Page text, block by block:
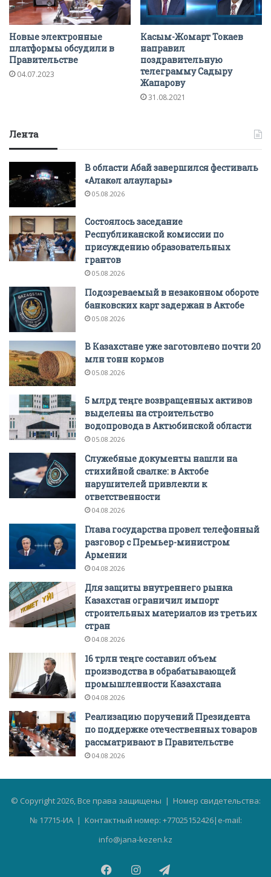
Новые электронные
платформы обсудили в
Правительстве
04.07.2023
Касым-Жомарт Токаев
направил
поздравительную
телеграмму Садыру
Жапарову
31.08.2021
Лента
В области Абай завершился фестиваль
«Алакөл алаулары»
05.08.2026
Состоялось заседание
Республиканской комиссии по
присуждению образовательных
грантов
05.08.2026
Подозреваемый в незаконном обороте
банковских карт задержан в Актобе
05.08.2026
В Казахстане уже заготовлено почти 20
млн тонн кормов
05.08.2026
5 млрд теңге возвращенных активов
выделены на строительство
водопровода в Актюбинской области
05.08.2026
Служебные документы нашли на
стихийной свалке: в Актобе
нарушителей привлекли к
ответственности
04.08.2026
Глава государства провел телефонный
разговор с Премьер-министром
Армении
04.08.2026
Для защиты внутреннего рынка
Казахстан ограничил импорт
строительных материалов из третьих
стран
04.08.2026
16 трлн теңге составил объем
производства в обрабатывающей
промышленности Казахстана
04.08.2026
Реализацию поручений Президента
по поддержке отечественных товаров
рассматривают в Правительстве
04.08.2026
© Copyright 2026, Все права защищены | Номер свидетельства:
№ 17715-ИА | Контактный номер: +77025152426|e-mail:
info@jana-kezen.kz
FacebookInstagramTelegram